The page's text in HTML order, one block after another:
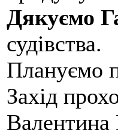
Дякуємо
судівства.
Плануємо
Захід